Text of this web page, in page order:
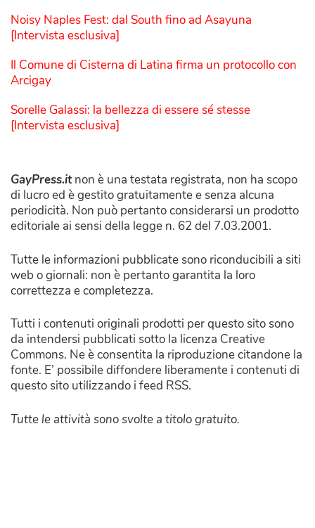
Noisy Naples Fest: dal South fino ad Asayuna
[Intervista esclusiva]
Il Comune di Cisterna di Latina firma un protocollo con
Arcigay
Sorelle Galassi: la bellezza di essere sé stesse
[Intervista esclusiva]
GayPress.itnon è una testata registrata, non ha scopo
di lucro ed è gestito gratuitamente e senza alcuna
periodicità. Non può pertanto considerarsi un prodotto
editoriale ai sensi della legge n. 62 del 7.03.2001.
Tutte le informazioni pubblicate sono riconducibili a siti
web o giornali: non è pertanto garantita la loro
correttezza e completezza.
Tutti i contenuti originali prodotti per questo sito sono
da intendersi pubblicati sotto la licenza Creative
Commons. Ne è consentita la riproduzione citandone la
fonte. E’ possibile diffondere liberamente i contenuti di
questo sito utilizzando i feed RSS.
Tutte le attività sono svolte a titolo gratuito.